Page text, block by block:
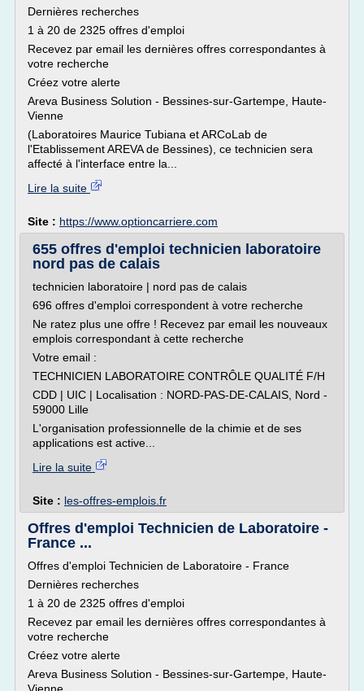
Dernières recherches
1 à 20 de 2325 offres d'emploi
Recevez par email les dernières offres correspondantes à
votre recherche
Créez votre alerte
Areva Business Solution - Bessines-sur-Gartempe, Haute-
Vienne
(Laboratoires Maurice Tubiana et ARCoLab de
l'Etablissement AREVA de Bessines), ce technicien sera
affecté à l'interface entre la...
Lire la suite
Site : https://www.optioncarriere.com
655 offres d'emploi technicien laboratoire
nord pas de calais
technicien laboratoire | nord pas de calais
696 offres d'emploi correspondent à votre recherche
Ne ratez plus une offre ! Recevez par email les nouveaux
emplois correspondant à cette recherche
Votre email :
TECHNICIEN LABORATOIRE CONTRÔLE QUALITÉ F/H
CDD | UIC | Localisation : NORD-PAS-DE-CALAIS, Nord -
59000 Lille
L'organisation professionnelle de la chimie et de ses
applications est active...
Lire la suite
Site : les-offres-emplois.fr
Offres d'emploi Technicien de Laboratoire -
France ...
Offres d'emploi Technicien de Laboratoire - France
Dernières recherches
1 à 20 de 2325 offres d'emploi
Recevez par email les dernières offres correspondantes à
votre recherche
Créez votre alerte
Areva Business Solution - Bessines-sur-Gartempe, Haute-